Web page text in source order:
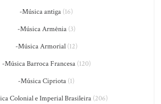
-Música antiga (16)
-Música Armênia(3)
-Música Armorial(12)
-Música Barroca Francesa(120)
-Música Cipriota (1)
Colonial e Imperial Brasileira(206)